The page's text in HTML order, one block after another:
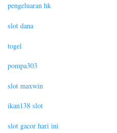
pengeluaran hk
slot dana
togel
pompa303
slot maxwin
ikan138 slot
slot gacor hari ini